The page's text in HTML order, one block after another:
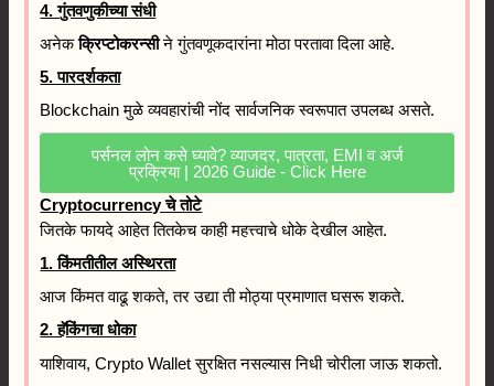
4. गुंतवणुकीच्या संधी
अनेकक्रिप्टोकरन्सीने गुंतवणूकदारांना मोठा परतावा दिला आहे.
5. पारदर्शकता
Blockchain मुळे व्यवहारांची नोंद सार्वजनिक स्वरूपात उपलब्ध असते.
पर्सनल लोन कसे घ्यावे? व्याजदर, पात्रता, EMI व अर्ज
प्रक्रिया | 2026 Guide - Click Here
Cryptocurrency चे तोटे
जितके फायदे आहेत तितकेच काही महत्त्वाचे धोके देखील आहेत.
1. किंमतीतील अस्थिरता
आज किंमत वाढू शकते, तर उद्या ती मोठ्या प्रमाणात घसरू शकते.
2. हॅकिंगचा धोका
याशिवाय, Crypto Wallet सुरक्षित नसल्यास निधी चोरीला जाऊ शकतो.